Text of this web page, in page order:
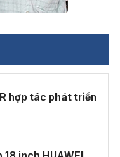
hợp tác phát triển